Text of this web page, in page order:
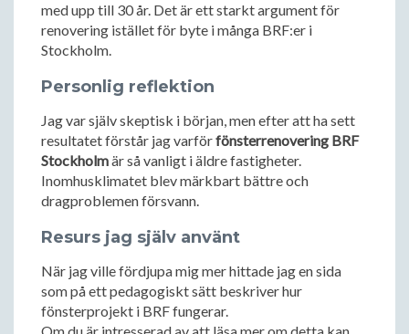
med upp till 30 år. Det är ett starkt argument för
renovering istället för byte i många BRF:er i
Stockholm.
Personlig reflektion
Jag var själv skeptisk i början, men efter att ha sett
resultatet förstår jag varförfönsterrenovering BRF
Stockholmär så vanligt i äldre fastigheter.
Inomhusklimatet blev märkbart bättre och
dragproblemen försvann.
Resurs jag själv använt
När jag ville fördjupa mig mer hittade jag en sida
som på ett pedagogiskt sätt beskriver hur
fönsterprojekt i BRF fungerar.